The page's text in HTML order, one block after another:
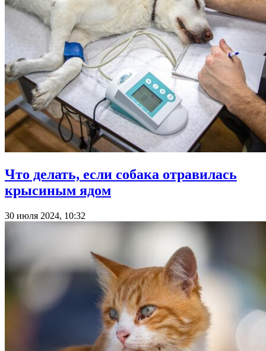
Что делать, если собака отравилась
крысиным ядом
30 июля 2024, 10:32